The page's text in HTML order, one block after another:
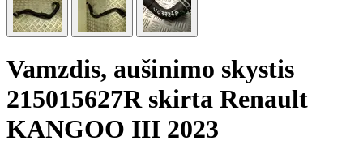
Vamzdis, aušinimo skystis
215015627R skirta Renault
KANGOO III 2023